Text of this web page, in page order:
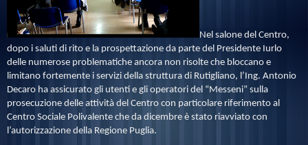
Nel salone del Centro,
dopo i saluti di rito e la prospettazione da parte del Presidente Iurlo
delle numerose problematiche ancora non risolte che bloccano e
limitano fortemente i servizi della struttura di Rutigliano, l’Ing. Antonio
Decaro ha assicurato gli utenti e gli operatori del “Messeni” sulla
prosecuzione delle attività del Centro con particolare riferimento al
Centro Sociale Polivalente che da dicembre è stato riavviato con
l’autorizzazione della Regione Puglia.